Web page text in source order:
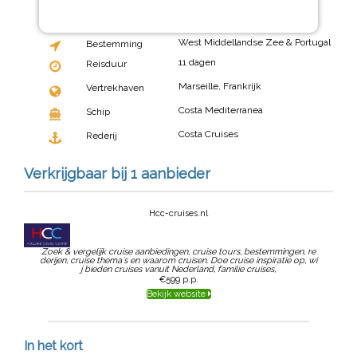
Bestemming
West Middellandse Zee & Portugal
Reisduur
11 dagen
Vertrekhaven Marseille, Frankrijk
Schip Costa Mediterranea
Rederij Costa Cruises
Verkrijgbaar bij 1 aanbieder
Hcc-cruises.nl
Zoek & vergelijk cruise aanbiedingen, cruise tours, bestemmingen, re
derijen, cruise thema`s en waarom cruisen. Doe cruise inspiratie op, wi
j bieden cruises vanuit Nederland, familie cruises,
€599p.p.
Bekijk website
In het kort